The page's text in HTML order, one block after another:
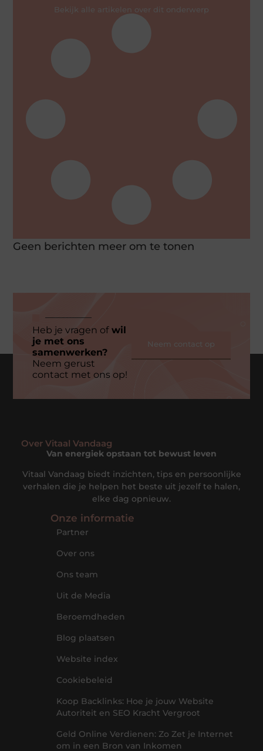
Bekijk alle artikelen over dit onderwerp
Geen berichten meer om te tonen
Heb je vragen ofwil
je met ons
samenwerken?
Neem gerust
contact met ons op!
Neem contact op
Over Vitaal Vandaag
Van energiek opstaan tot bewust leven
Vitaal Vandaag biedt inzichten, tips en persoonlijke
verhalen die je helpen het beste uit jezelf te halen,
elke dag opnieuw.
Onze informatie
Partner
Over ons
Ons team
Uit de Media
Beroemdheden
Blog plaatsen
Website index
Cookiebeleid
Koop Backlinks: Hoe je jouw Website
Autoriteit en SEO Kracht Vergroot
Geld Online Verdienen: Zo Zet je Internet
om in een Bron van Inkomen